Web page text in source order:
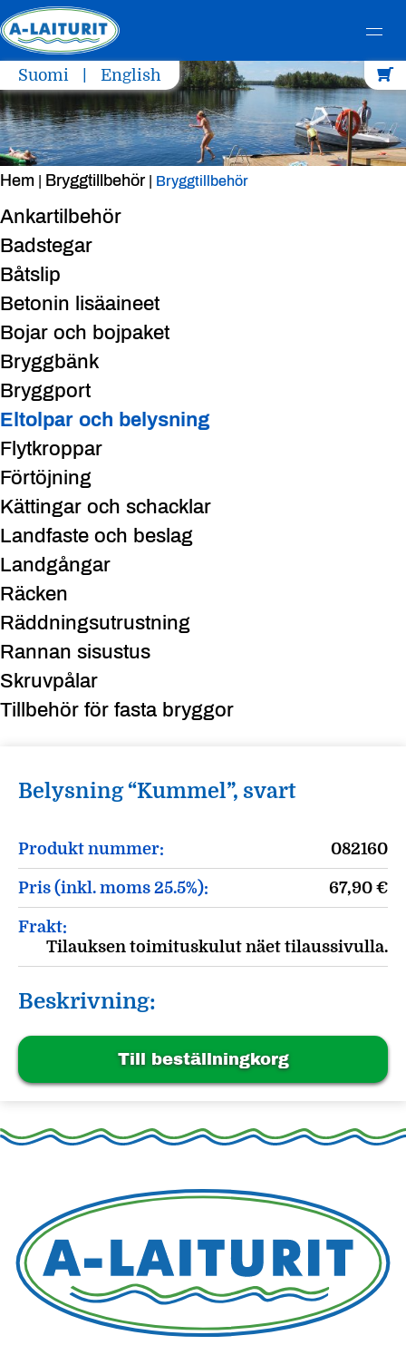
Skip
to
content
Suomi English
Hem Bryggtillbehör Bryggtillbehör
Ankartilbehör
Badstegar
Båtslip
Betonin lisäaineet
Bojar och bojpaket
Bryggbänk
Bryggport
Eltolpar och belysning
Flytkroppar
Förtöjning
Kättingar och schacklar
Landfaste och beslag
Landgångar
Räcken
Räddningsutrustning
Rannan sisustus
Skruvpålar
Tillbehör för fasta bryggor
Belysning “Kummel”, svart
Produkt nummer: 082160
Pris (inkl. moms 25.5%): 67,90 €
Frakt:
Tilauksen toimituskulut näet tilaussivulla.
Beskrivning:
Till beställningkorg